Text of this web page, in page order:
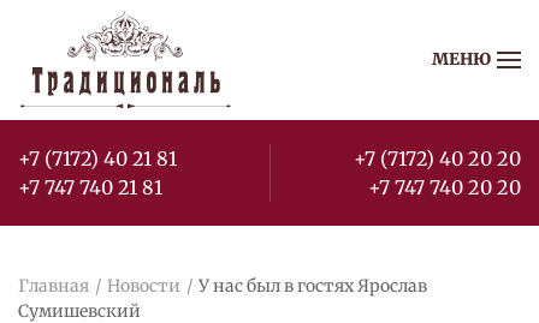
Перейти к содержимому МЕНЮ
+7 (7172) 40 21 81
+7 747 740 21 81
+7 (7172) 40 20 20
+7 747 740 20 20
Главная Новости
У нас был в гостях Ярослав
Сумишевский